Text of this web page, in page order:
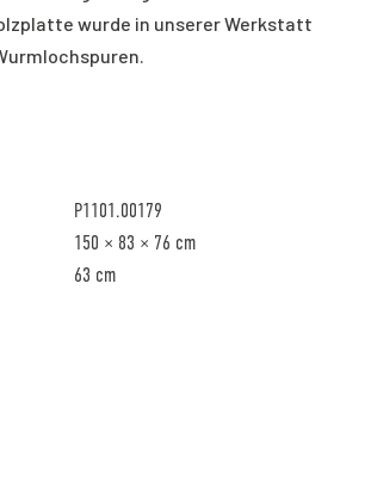
wurde in unserer Werkstatt
P1101.00179
150 × 83 × 76 cm
63 cm